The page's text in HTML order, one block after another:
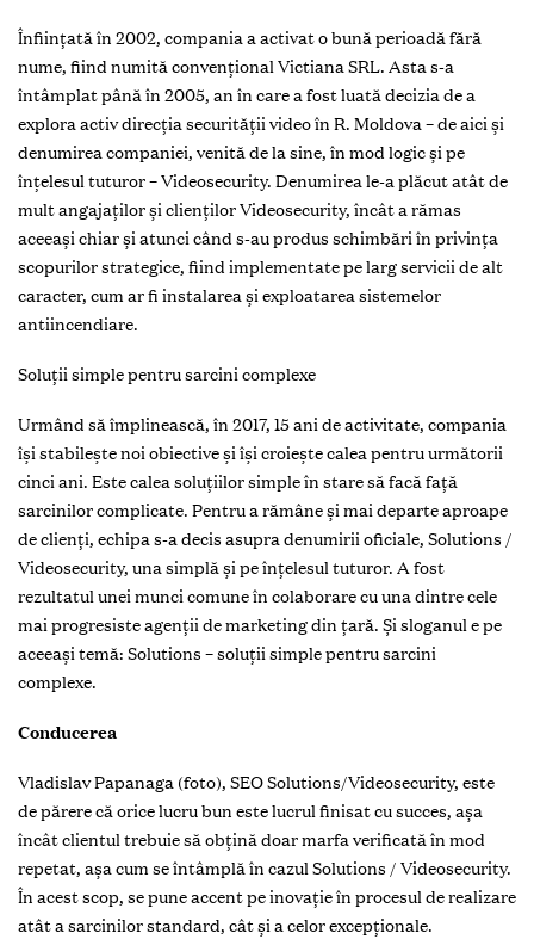
Înfiinţată în 2002, compania a activat o bună perioadă fără
nume, fiind numită convenţional Victiana SRL. Asta s-a
întâmplat până în 2005, an în care a fost luată decizia de a
explora activ direcţia securităţii video în R. Moldova – de aici şi
denumirea companiei, venită de la sine, în mod logic şi pe
înţelesul tuturor – Videosecurity. Denumirea le-a plăcut atât de
mult angajaţilor şi clienţilor Videosecurity, încât a rămas
aceeaşi chiar şi atunci când s-au produs schimbări în privința
scopurilor strategice, fiind implementate pe larg servicii de alt
caracter, cum ar fi instalarea şi exploatarea sistemelor
antiincendiare.
Soluţii simple pentru sarcini complexe
Urmând să împlinească, în 2017, 15 ani de activitate, compania
își stabileşte noi obiective şi îşi croieşte calea pentru următorii
cinci ani. Este calea soluţiilor simple în stare să facă faţă
sarcinilor complicate. Pentru a rămâne şi mai departe aproape
de clienţi, echipa s-a decis asupra denumirii oficiale, Solutions /
Videosecurity, una simplă şi pe înţelesul tuturor. A fost
rezultatul unei munci comune în colaborare cu una dintre cele
mai progresiste agenţii de marketing din ţară. Şi sloganul e pe
aceeaşi temă: Solutions – soluţii simple pentru sarcini
complexe.
Conducerea
Vladislav Papanaga (foto), SEO Solutions/Videosecurity, este
de părere că orice lucru bun este lucrul finisat cu succes, așa
încât clientul trebuie să obțină doar marfa verificată în mod
repetat, aşa cum se întâmplă în cazul Solutions / Videosecurity.
În acest scop, se pune accent pe inovație în procesul de realizare
atât a sarcinilor standard, cât și a celor excepționale.